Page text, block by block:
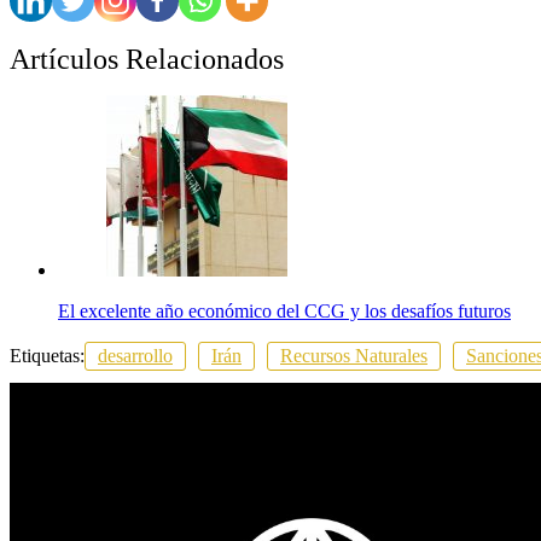
Artículos Relacionados
El excelente año económico del CCG y los desafíos futuros
Etiquetas: desarrollo Irán Recursos Naturales